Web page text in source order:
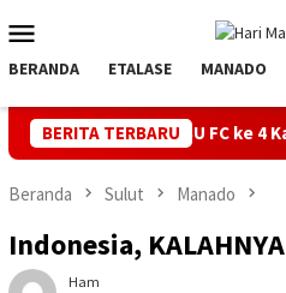
ke
kontenMobile
BERANDA ETALASE MANADO
BERITA TERBARU
BU FC ke 4 Kata Ketua Askot
Beranda Sulut Manado
Indonesia,
Ham